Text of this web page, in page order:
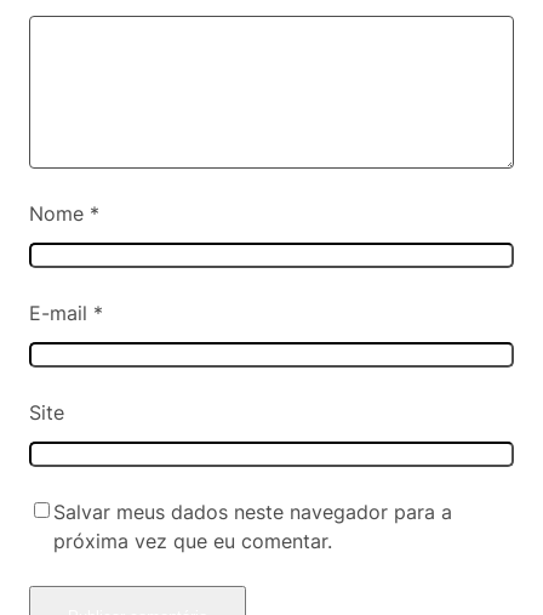
Nome *
E-mail *
Site
Salvar meus dados neste navegador para a
próxima vez que eu comentar.